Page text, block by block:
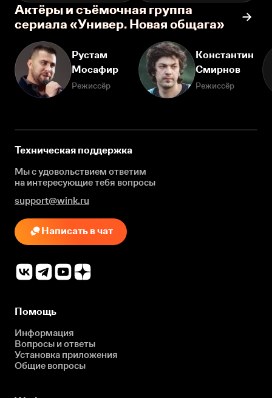
Актёры и съёмочная группа
сериала «Универ. Новая общага»
Рустам
Мосафир
Режиссёр
Константин
Смирнов
Режиссёр
Техническая поддержка
Мы с удовольствием ответим
на интересующиетебя вопросы
support@wink.ru
Написать в чат
Помощь
Информация
Вопросы и ответы
Установка приложения
Общие вопросы